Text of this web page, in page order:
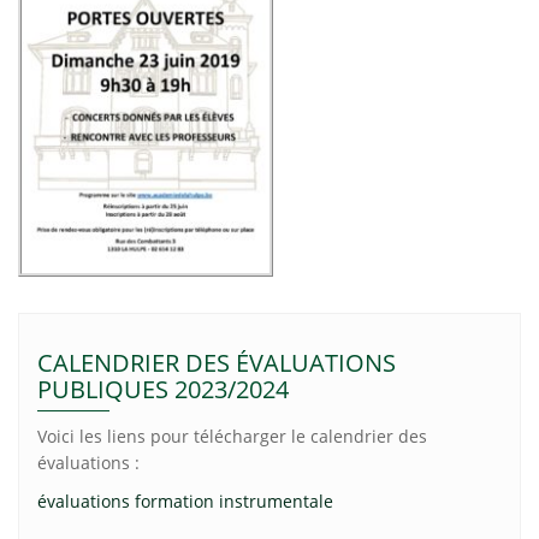
CALENDRIER DES ÉVALUATIONS
PUBLIQUES 2023/2024
Voici les liens pour télécharger le calendrier des
évaluations :
évaluations formation instrumentale